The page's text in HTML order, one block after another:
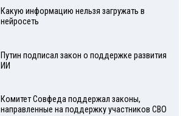
Какую информацию нельзя загружать в
нейросеть
Путин подписал закон о поддержке развития
ИИ
Комитет Совфеда поддержал законы,
направленные на поддержку участников СВО